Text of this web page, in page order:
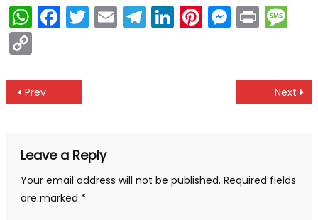
WhatsApp
Facebook
Twitter
EmailTelegram
LinkedIn
Pinterest
Print
Copy
Post
Prev Next
Leave a Reply
Your email address will not be published. Required fields
are marked *